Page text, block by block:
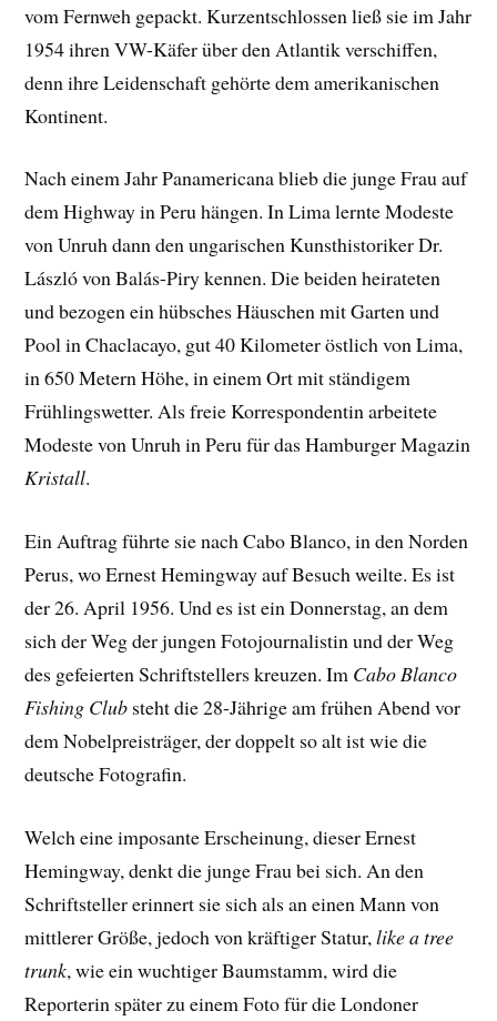
vom Fernweh gepackt. Kurzentschlossen ließ sie im Jahr
1954 ihren VW-Käfer über den Atlantik verschiffen,
denn ihre Leidenschaft gehörte dem amerikanischen
Kontinent.
Nach einem Jahr Panamericana blieb die junge Frau auf
dem Highway in Peru hängen. In Lima lernte Modeste
von Unruh dann den ungarischen Kunsthistoriker Dr.
László von Balás-Piry kennen. Die beiden heirateten
und bezogen ein hübsches Häuschen mit Garten und
Pool in Chaclacayo, gut 40 Kilometer östlich von Lima,
in 650 Metern Höhe, in einem Ort mit ständigem
Frühlingswetter. Als freie Korrespondentin arbeitete
Modeste von Unruh in Peru für das Hamburger Magazin
Kristall.
Ein Auftrag führte sie nach Cabo Blanco, in den Norden
Perus, wo Ernest Hemingway auf Besuch weilte. Es ist
der 26. April 1956. Und es ist ein Donnerstag, an dem
sich der Weg der jungen Fotojournalistin und der Weg
des gefeierten Schriftstellers kreuzen. Im Cabo Blanco
Fishing Club steht die 28-Jährige am frühen Abend vor
dem Nobelpreisträger, der doppelt so alt ist wie die
deutsche Fotografin.
Welch eine imposante Erscheinung, dieser Ernest
Hemingway, denkt die junge Frau bei sich. An den
Schriftsteller erinnert sie sich als an einen Mann von
mittlerer Größe, jedoch von kräftiger Statur,like a tree
trunk, wie ein wuchtiger Baumstamm, wird die
Reporterin später zu einem Foto für die Londoner